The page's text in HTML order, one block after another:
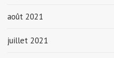
août 2021
juillet 2021